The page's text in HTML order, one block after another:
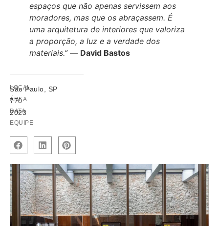
espaços que não apenas servissem aos
moradores, mas que os abraçassem. É
uma arquitetura de interiores que valoriza
a proporção, a luz e a verdade dos
materiais.”— David Bastos
LOCAL
São Paulo, SP
ÁREA
770
DATA
2023
EQUIPE